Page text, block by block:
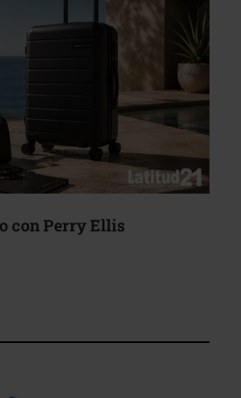
con Perry Ellis